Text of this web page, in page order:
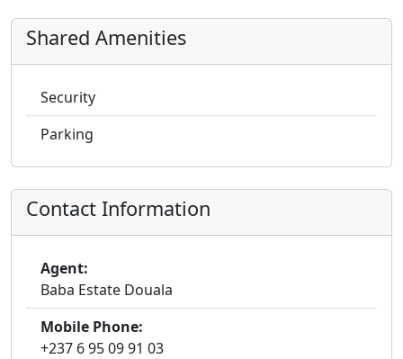
Shared Amenities
Security
Parking
Contact Information
Agent:
Baba Estate Douala
Mobile Phone:
+237 6 95 09 91 03